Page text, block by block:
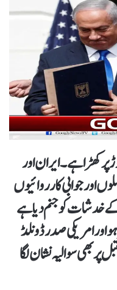
کھڑا ہے۔ ایران اور
اور جوابی کارروائیوں
خدشات کو جنم دیا ہے
اور امریکی صدر ڈونلڈ
بھی سوالیہ نشان لگا